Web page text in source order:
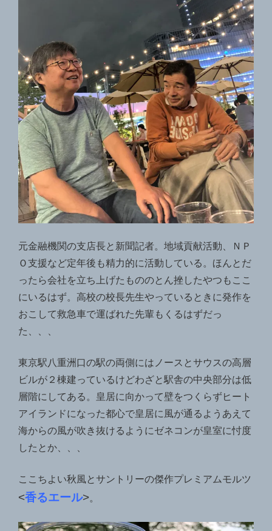
元金融機関の支店長と新聞記者。地域貢献活動、ＮＰ
Ｏ支援など定年後も精力的に活動している。ほんとだ
ったら会社を立ち上げたもののとん挫したやつもここ
にいるはず。高校の校長先生やっているときに発作を
おこして救急車で運ばれた先輩もくるはずだっ
た、、、
東京駅八重洲口の駅の両側にはノースとサウスの高層
ビルが２棟建っているけどわざと駅舎の中央部分は低
層階にしてある。皇居に向かって壁をつくらずヒート
アイランドになった都心で皇居に風が通るようあえて
海からの風が吹き抜けるようにゼネコンが皇室に忖度
したとか、、、
ここちよい秋風とサントリーの傑作プレミアムモルツ
<香るエール>。